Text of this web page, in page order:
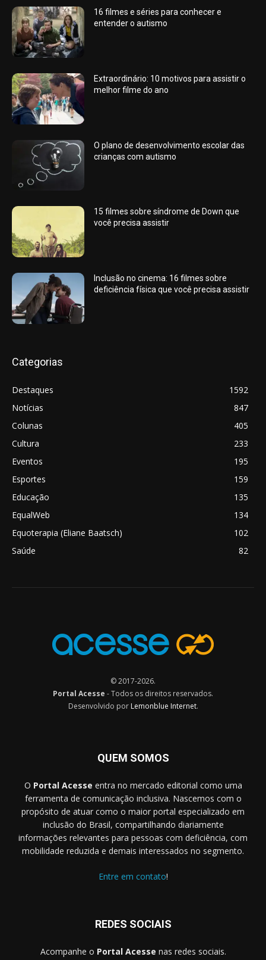
16 filmes e séries para conhecer e
entender o autismo
Extraordinário: 10 motivos para assistir o
melhor filme do ano
O plano de desenvolvimento escolar das
crianças com autismo
15 filmes sobre síndrome de Down que
você precisa assistir
Inclusão no cinema: 16 filmes sobre
deficiência física que você precisa assistir
Categorias
Destaques
1592
Notícias
847
Colunas
405
Cultura
233
Eventos
195
Esportes
159
Educação
135
EqualWeb
134
Equoterapia (Eliane Baatsch)
102
Saúde
82
© 2017-2026.
Portal Acesse - Todos os direitos reservados.
Desenvolvido por Lemonblue Internet.
QUEM SOMOS
O Portal Acesse entra no mercado editorial como uma
ferramenta de comunicação inclusiva. Nascemos com o
propósito de atuar como o maior portal especializado em
inclusão do Brasil, compartilhando diariamente
informações relevantes para pessoas com deficiência, com
mobilidade reduzida e demais interessados no segmento.
Entre em contato!
REDES SOCIAIS
Acompanhe o Portal Acesse nas redes sociais.